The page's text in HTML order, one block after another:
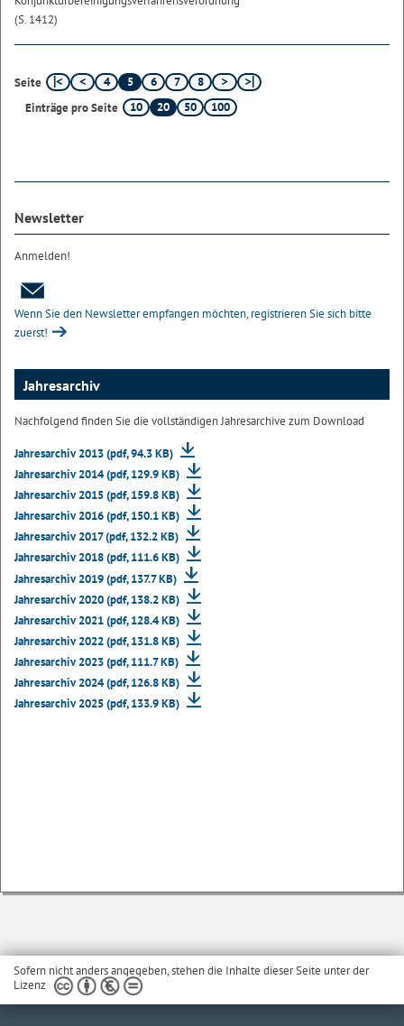
(S. 1412)
Seite 4 5 6 7
8
Einträge pro Seite
10 20 50 100
Newsletter
Anmelden!
Wenn Sie den Newsletter empfangen möchten, registrieren Sie sich bitte
zuerst!
Jahresarchiv
Nachfolgend finden Sie die vollständigen Jahresarchive zum Download
Jahresarchiv 2013 (pdf, 94.3 KB)
Jahresarchiv 2014 (pdf, 129.9 KB)
Jahresarchiv 2015 (pdf, 159.8 KB)
Jahresarchiv 2016 (pdf, 150.1 KB)
Jahresarchiv 2017 (pdf, 132.2 KB)
Jahresarchiv 2018 (pdf, 111.6 KB)
Jahresarchiv 2019 (pdf, 137.7 KB)
Jahresarchiv 2020 (pdf, 138.2 KB)
Jahresarchiv 2021 (pdf, 128.4 KB)
Jahresarchiv 2022 (pdf, 131.8 KB)
Jahresarchiv 2023 (pdf, 111.7 KB)
Jahresarchiv 2024 (pdf, 126.8 KB)
Jahresarchiv 2025 (pdf, 133.9 KB)
Sofern nicht anders angegeben, stehen die Inhalte dieser Seite unter der
Lizenz